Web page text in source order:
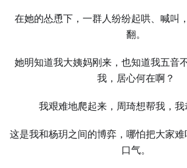
在她的怂恿下，一群人纷纷起哄、喊叫
翻。
她明知道我大姨妈刚来，也知道我五音
我，居心何在啊？
我艰难地爬起来，周琦想帮我，我
这是我和杨玥之间的博弈，哪怕把大家
口气。